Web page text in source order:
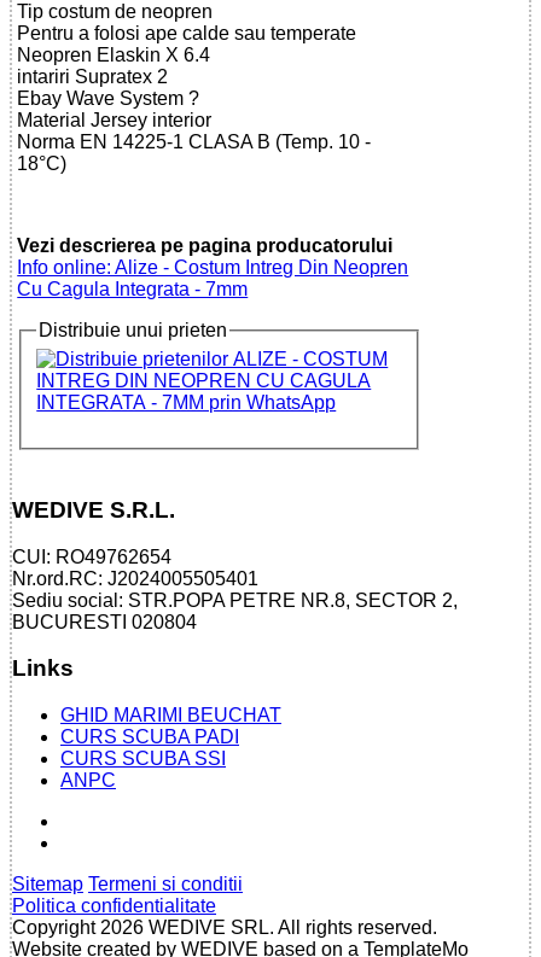
Tip costum de neopren
Pentru a folosi ape calde sau temperate
Neopren Elaskin X 6.4
intariri Supratex 2
Ebay Wave System ?
Material Jersey interior
Norma EN 14225-1 CLASA B (Temp. 10 -
18°C)
Vezi descrierea pe pagina producatorului
Info online: Alize - Costum Intreg Din Neopren
Cu Cagula Integrata - 7mm
Distribuie unui prieten
WEDIVE S.R.L.
CUI: RO49762654
Nr.ord.RC: J2024005505401
Sediu social: STR.POPA PETRE NR.8, SECTOR 2,
BUCURESTI 020804
Links
GHID MARIMI BEUCHAT
CURS SCUBA PADI
CURS SCUBA SSI
ANPC
Sitemap Termeni si conditii
Politica confidentialitate
Copyright 2026 WEDIVE SRL. All rights reserved.
Website created by WEDIVE based on a TemplateMo